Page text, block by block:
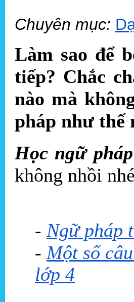
Chuyên mục:
Làm sao để
tiếp? Chắc
nào mà
pháp như thế
Học ngữ
không nhồi
- Ngữ pháp
- Một số
lớp 4